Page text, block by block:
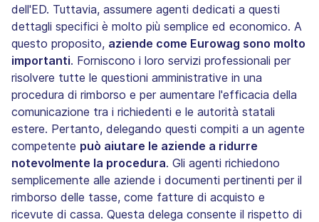
dell'ED. Tuttavia, assumere agenti dedicati a questi
dettagli specifici è molto più semplice ed economico. A
questo proposito, aziende come Eurowag sono molto
importanti. Forniscono i loro servizi professionali per
risolvere tutte le questioni amministrative in una
procedura di rimborso e per aumentare l'efficacia della
comunicazione tra i richiedenti e le autorità statali
estere. Pertanto, delegando questi compiti a un agente
competente può aiutare le aziende a ridurre
notevolmente la procedura. Gli agenti richiedono
semplicemente alle aziende i documenti pertinenti per il
rimborso delle tasse, come fatture di acquisto e
ricevute di cassa. Questa delega consente il rispetto di